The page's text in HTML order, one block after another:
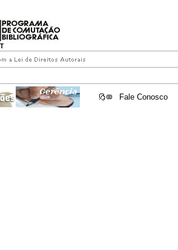
Fale Conosco